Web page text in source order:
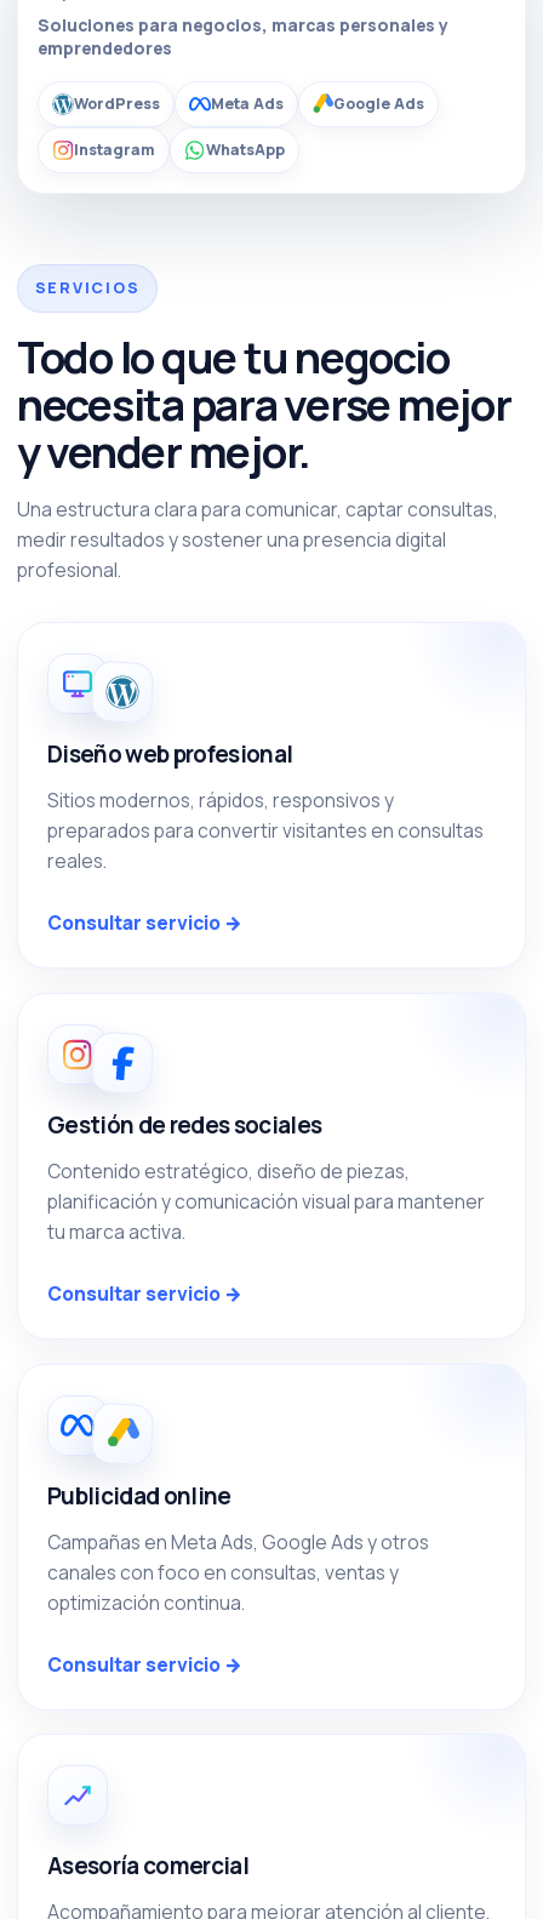
Soluciones para negocios, marcas personales y
emprendedores
WordPress Meta Ads Google Ads
Instagram WhatsApp
SERVICIOS
Todo lo que tu negocio
necesita para verse mejor
y vender mejor.
Una estructura clara para comunicar, captar consultas,
medir resultados y sostener una presencia digital
profesional.
Diseño web profesional
Sitios modernos, rápidos, responsivos y
preparados para convertir visitantes en consultas
reales.
Consultar servicio →
Gestión de redes sociales
Contenido estratégico, diseño de piezas,
planificación y comunicación visual para mantener
tu marca activa.
Consultar servicio →
Publicidad online
Campañas en Meta Ads, Google Ads y otros
canales con foco en consultas, ventas y
optimización continua.
Consultar servicio →
Asesoría comercial
Acompañamiento para mejorar atención al cliente,